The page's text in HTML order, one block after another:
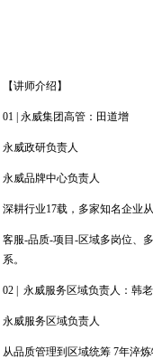
【讲师介绍】
01 | 永威集团高管：田道增
永威政研负责人
永威品牌中心负责人
深耕行业17载，多家知名企业
客服-品质-项目-区域多岗位、
系。
02 | 永威服务区域负责人：韩
永威服务区域负责人
从品质管理到区域统筹 7年淬